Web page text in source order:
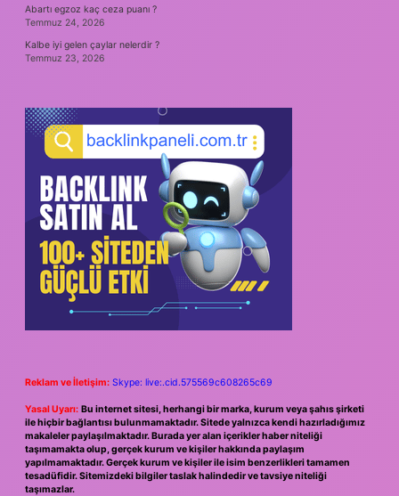
Abartı egzoz kaç ceza puanı ?
Temmuz 24, 2026
Kalbe iyi gelen çaylar nelerdir ?
Temmuz 23, 2026
Reklam ve İletişim: Skype: live:.cid.575569c608265c69
Yasal Uyarı: Bu internet sitesi, herhangi bir marka, kurum veya şahıs şirketi
ile hiçbir bağlantısı bulunmamaktadır. Sitede yalnızca kendi hazırladığımız
makaleler paylaşılmaktadır. Burada yer alan içerikler haber niteliği
taşımamakta olup, gerçek kurum ve kişiler hakkında paylaşım
yapılmamaktadır. Gerçek kurum ve kişiler ile isim benzerlikleri tamamen
tesadüfidir. Sitemizdeki bilgiler taslak halindedir ve tavsiye niteliği
taşımazlar.